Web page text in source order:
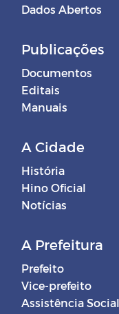
Dados Abertos
Publicações
Documentos
Editais
Manuais
A Cidade
História
Hino Oficial
Notícias
A Prefeitura
Prefeito
Vice-prefeito
Assistência Social